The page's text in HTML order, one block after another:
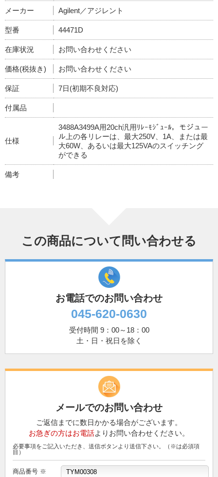
メーカー Agilent／アジレント
型番 44471D
在庫状況 お問い合わせください
価格(税抜き) お問い合わせください
保証 7日(初期不良対応)
付属品
仕様
3488A3499A用20ch汎用ﾘﾚｰﾓｼﾞｭｰﾙ，モジュー
ル上の各リレーは、最大250V、1A、または最
大60W、あるいは最大125VAのスイッチング
ができる
備考
この商品について問い合わせる
お電話でのお問い合わせ
045-620-0630
受付時間 9：00～18：00
土・日・祝日を除く
メールでのお問い合わせ
ご返信までに数日かかる場合がございます。
お急ぎの方はお電話よりお問い合わせください。
必要事項をご記入いただき、送信ボタンより送信下さい。（※は必須項
目）
商品番号 ※